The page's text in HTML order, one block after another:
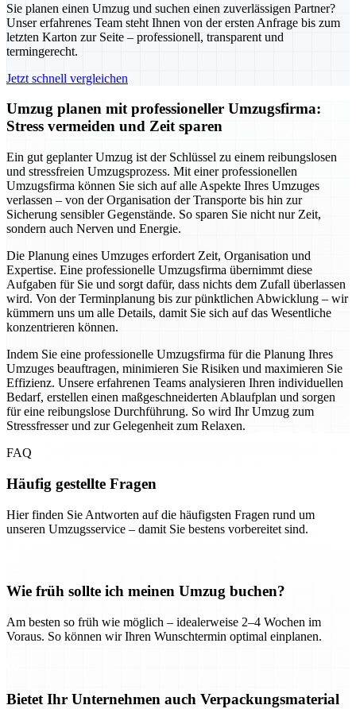
Sie planen einen Umzug und suchen einen zuverlässigen Partner?
Unser erfahrenes Team steht Ihnen von der ersten Anfrage bis zum
letzten Karton zur Seite – professionell, transparent und
termingerecht.
Jetzt schnell vergleichen
Umzug planen mit professioneller Umzugsfirma:
Stress vermeiden und Zeit sparen
Ein gut geplanter Umzug ist der Schlüssel zu einem reibungslosen
und stressfreien Umzugsprozess. Mit einer professionellen
Umzugsfirma können Sie sich auf alle Aspekte Ihres Umzuges
verlassen – von der Organisation der Transporte bis hin zur
Sicherung sensibler Gegenstände. So sparen Sie nicht nur Zeit,
sondern auch Nerven und Energie.
Die Planung eines Umzuges erfordert Zeit, Organisation und
Expertise. Eine professionelle Umzugsfirma übernimmt diese
Aufgaben für Sie und sorgt dafür, dass nichts dem Zufall überlassen
wird. Von der Terminplanung bis zur pünktlichen Abwicklung – wir
kümmern uns um alle Details, damit Sie sich auf das Wesentliche
konzentrieren können.
Indem Sie eine professionelle Umzugsfirma für die Planung Ihres
Umzuges beauftragen, minimieren Sie Risiken und maximieren Sie
Effizienz. Unsere erfahrenen Teams analysieren Ihren individuellen
Bedarf, erstellen einen maßgeschneiderten Ablaufplan und sorgen
für eine reibungslose Durchführung. So wird Ihr Umzug zum
Stressfresser und zur Gelegenheit zum Relaxen.
FAQ
Häufig gestellte Fragen
Hier finden Sie Antworten auf die häufigsten Fragen rund um
unseren Umzugsservice – damit Sie bestens vorbereitet sind.
Wie früh sollte ich meinen Umzug buchen?
Am besten so früh wie möglich – idealerweise 2–4 Wochen im
Voraus. So können wir Ihren Wunschtermin optimal einplanen.
Bietet Ihr Unternehmen auch Verpackungsmaterial